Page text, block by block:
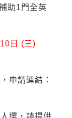
助1門全英
日 (三)
申請連結：
選，請提供